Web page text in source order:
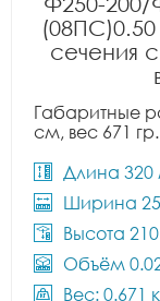
(08ПС)0.50
сечения
Габаритные
см, вес 671 гр.
Длина
Ширина
Высота
Объём
Вес: 0.671